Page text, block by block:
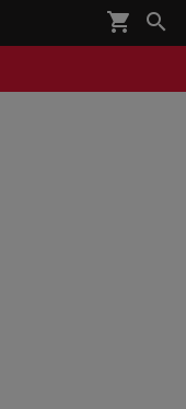
shopping_cart 
